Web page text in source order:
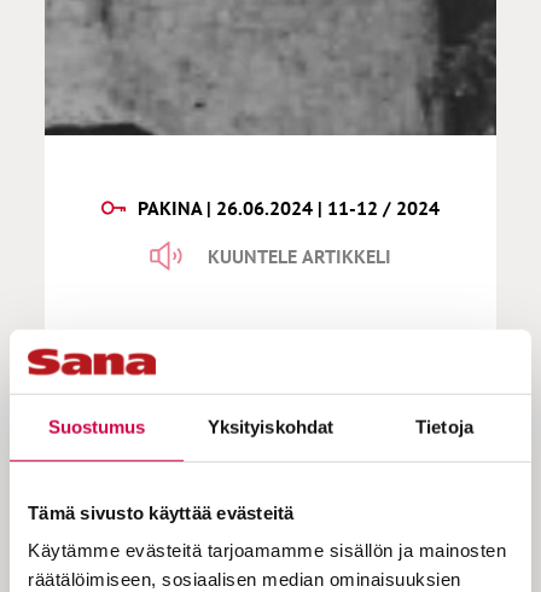
Suostumus Yksityiskohdat Tietoja
Tämä sivusto käyttää evästeitä
Käytämme evästeitä tarjoamamme sisällön ja mainosten
räätälöimiseen, sosiaalisen median ominaisuuksien
PAKINA | 26.06.2024 | 11-12 / 2024
KUUNTELE ARTIKKELI
Sanan säilä | Hei hei sukupuolten
tasa-arvo, täältä tulee
polyamoria
hyvässä maassa semmoinen, että pappeja